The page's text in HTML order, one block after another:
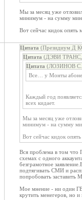
Мы за месяц уже
минимум - на сумму
Вот сейчас кидок
Цитата (Президиум Д
Цитата (ДЭВИ ТРАНС,
Цитата (ЛОЗИНОВ
Все… у Монты
Каждый год
всех кидает.
Мы за месяц уже
минимум - на сумму
Вот сейчас кидок
Вся проблема в том что
схемах с одного
безграмотное
подтягивать СМИ и
попробовать заставить
Мое мнение - ни один ГВ
крутить менегеров, но и